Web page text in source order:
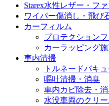
Starex水性レザー・フ
ワイパー傷消し・飛び
カーフィルム
プロテクション
カーラッピング
車内清掃
トルネードバキ
嘔吐清掃・消臭
車内カビ除去・
水没車両のクリ